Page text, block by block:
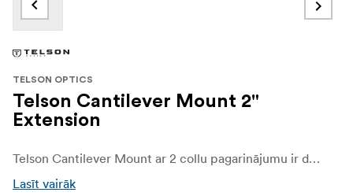
TELSON OPTICS
Telson Cantilever Mount 2"
Extension
Telson Cantilever Mount ar 2 collu pagarinājumu ir drošs stiprinājuma risinājums 30 mm optiskajiem tēmēkļiem. Tā uz priekšu novietotais izvirzījums palīdz nodrošināt ērtu acu atstarpi, padarot to piemērotu šautenēm ar ierobežotu montāžas telpu vai lietotājiem, kam nepieciešama elastīgāka tēmēkļa novietojuma regulēšana.
Lasīt vairāk